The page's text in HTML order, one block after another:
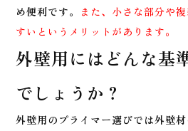
め便利です。
また、小さな部分や
すいというメリットがあります。
外壁用にはどんな基
でしょうか？
外壁用のプライマー選びでは外壁